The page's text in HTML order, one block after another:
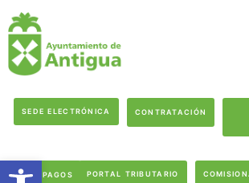
SEDE ELECTRÓNICA CONTRATACIÓN
PAGOS PORTAL TRIBUTARIO
Abrir barra de herramientas